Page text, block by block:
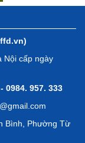
Nội cấp ngày
0984. 957. 333
Bình, Phường Từ